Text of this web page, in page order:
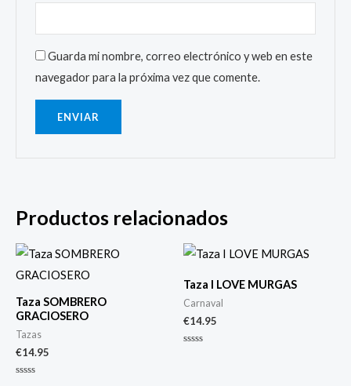
Guarda mi nombre, correo electrónico y web en este
navegador para la próxima vez que comente.
Productos relacionados
Taza SOMBRERO
GRACIOSERO
Tazas
€14.95
Taza I LOVE MURGAS
Carnaval
€14.95